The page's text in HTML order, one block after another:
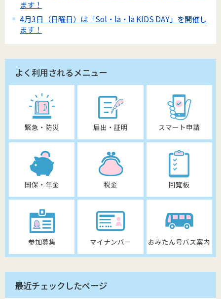
ます！
4月3日（日曜日）は「Sol・la・la KIDS DAY」を開催し
ます！
よく利用されるメニュー
緊急・防災 届出・証明 スマート申請
国保・年金 税金 回覧板
参加募集 マイナンバー おみたん号バス案内
最近チェックしたページ